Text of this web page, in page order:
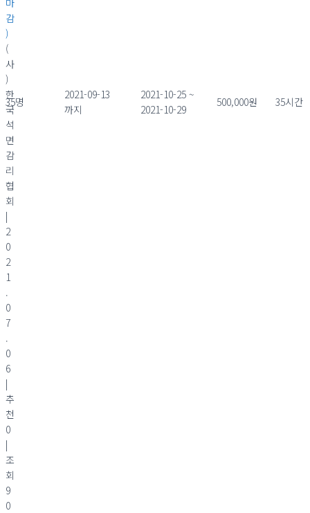
마
감
)
(
사
)
한
국
석
면
감
리
협
회
|
2
0
2
1
.
0
7
.
0
6
|
추
천
0
|
조
회
9
0
35명
2021-09-13
까지
2021-10-25 ~
2021-10-29
500,000원 35시간